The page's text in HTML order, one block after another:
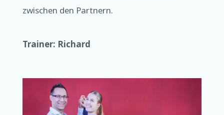
zwischen den Partnern.
Trainer: Richard